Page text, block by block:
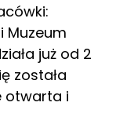
Muzeum
już od 2
została
otwarta i